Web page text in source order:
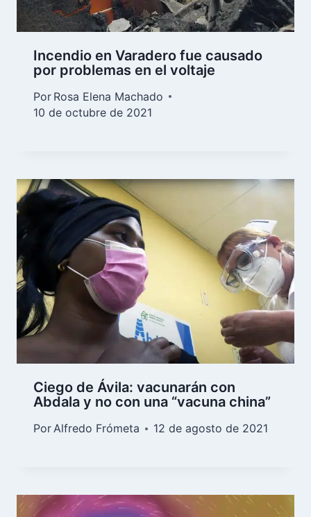
Incendio en Varadero fue causado
por problemas en el voltaje
Por Rosa Elena Machado
10 de octubre de 2021
Ciego de Ávila: vacunarán con
Abdala y no con una “vacuna china”
PorAlfredo Frómeta 12 de agosto de 2021